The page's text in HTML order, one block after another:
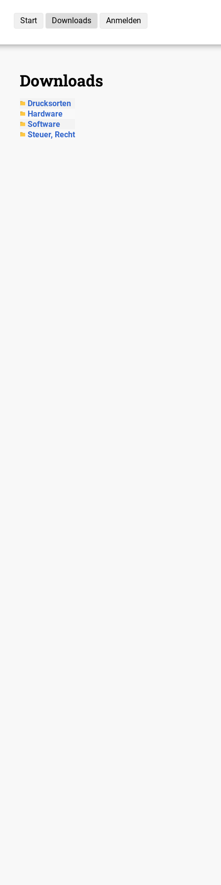
Start Downloads Anmelden
Downloads
Drucksorten
Hardware
Software
Steuer, Recht